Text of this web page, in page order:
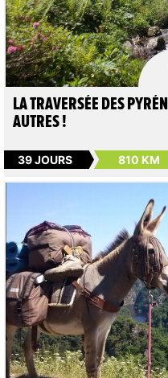
LA TRAVERSÉE DES
AUTRES !
39 JOURS 810 KM